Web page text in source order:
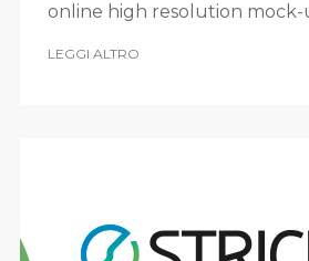
online high resolution mock-
LEGGI ALTRO